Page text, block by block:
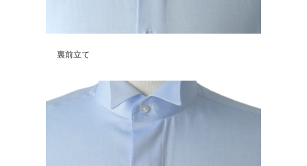
裏前立て